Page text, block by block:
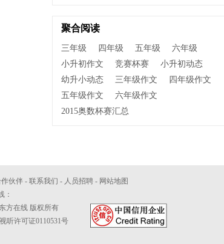
聚合阅读
三年级 四年级 五年级
六年级
小升初作文
竞赛杯赛
小升初动态
幼升小动态
三年级作文
四年级作文
五年级作文
六年级作文
2015奥数杯赛汇总
伙伴 - 联系我们 - 人员招聘 - 网站地图
：
方在线 版权所有
听许可证0110531号